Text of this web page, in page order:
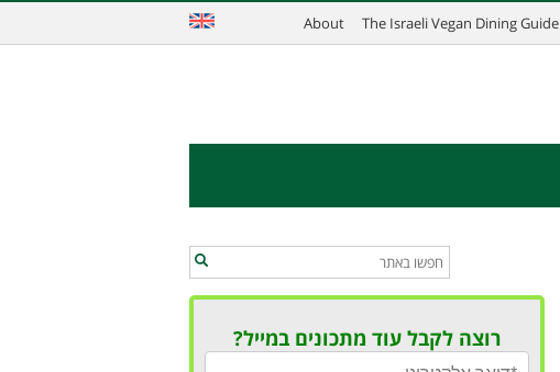
The Israeli Vegan Dining Guide
About
רוצה לקבל עוד מתכונים במייל?